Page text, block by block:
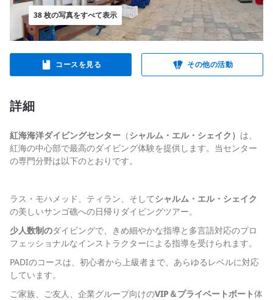
38 枚の写真をすべて表示
コースを見る その他の活動
詳細
紅海海洋ダイビングセンター （シャルム・エル・シェイク） は、
紅海の中心部で最高のダイビング体験を提供します。当センター
の専門分野は以下のとおりです。
ラス・モハメッド、ティラン、そしてシャルム・エル・シェイク
の美しいサンゴ礁への日帰りダイビングツアー。
少人数制のダイビングで、きめ細やかな指導と多言語対応のプロ
フェッショナルなインストラクターによる指導を受けられます。
PADIのコースは、初心者から上級者まで、あらゆるレベルに対応
しています。
ご家族、ご友人、企業グループ向けのVIP＆プライベートボート体